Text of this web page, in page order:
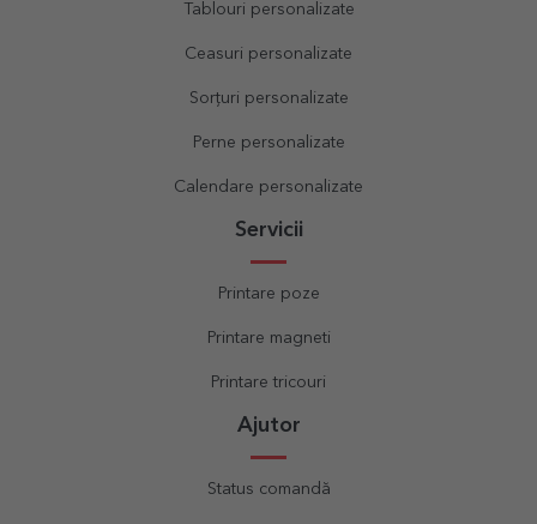
Tablouri personalizate
Ceasuri personalizate
Sorțuri personalizate
Perne personalizate
Calendare personalizate
Servicii
Printare poze
Printare magneti
Printare tricouri
Ajutor
Status comandă